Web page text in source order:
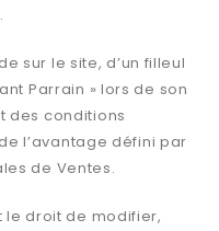
sur le site, d’un filleul
Parrain » lors de son
des conditions
l’avantage défini par
de Ventes.
le droit de modifier,